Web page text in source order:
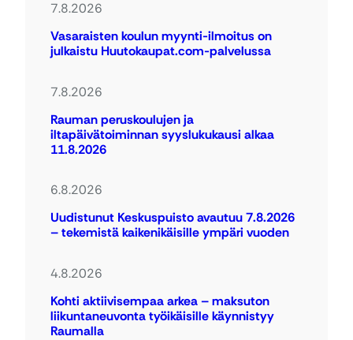
7.8.2026
Vasaraisten koulun myynti-ilmoitus on
julkaistu Huutokaupat.com-palvelussa
7.8.2026
Rauman peruskoulujen ja
iltapäivätoiminnan syyslukukausi alkaa
11.8.2026
6.8.2026
Uudistunut Keskuspuisto avautuu 7.8.2026
– tekemistä kaikenikäisille ympäri vuoden
4.8.2026
Kohti aktiivisempaa arkea – maksuton
liikuntaneuvonta työikäisille käynnistyy
Raumalla